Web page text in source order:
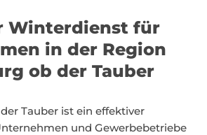
Winterdienst für
in der Region
ob der Tauber
Tauber ist ein effektiver
und Gewerbebetriebe